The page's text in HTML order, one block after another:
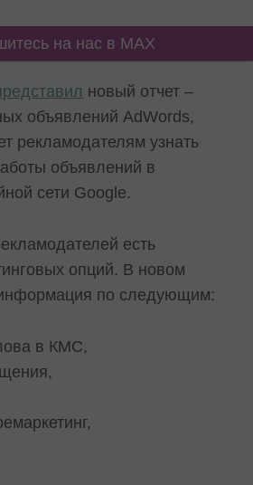
на нас в MAX
новый отчет –
объявлений AdWords,
рекламодателям узнать
объявлений в
сети Google.
есть
опций. В новом
информация по следующим:
в КМС,